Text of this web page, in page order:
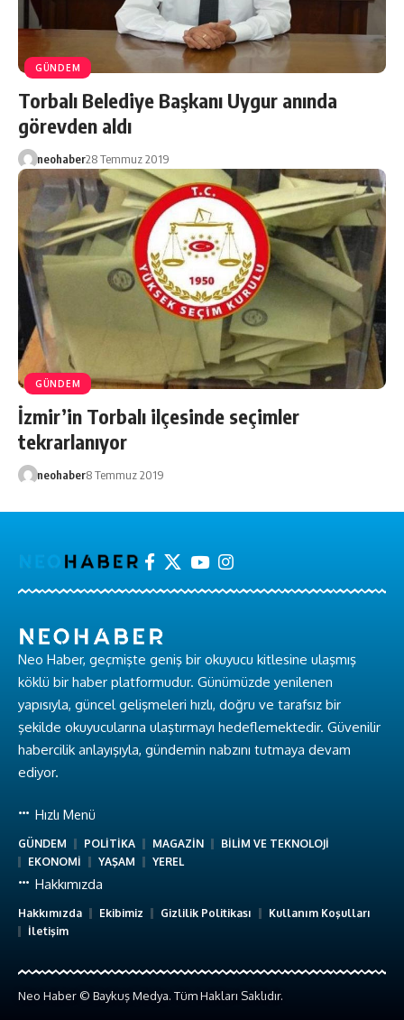
GÜNDEM
Torbalı Belediye Başkanı Uygur anında
görevden aldı
neohaber28 Temmuz 2019
GÜNDEM
İzmir’in Torbalı ilçesinde seçimler
tekrarlanıyor
neohaber8 Temmuz 2019
Neo Haber, geçmişte geniş bir okuyucu kitlesine ulaşmış
köklü bir haber platformudur. Günümüzde yenilenen
yapısıyla, güncel gelişmeleri hızlı, doğru ve tarafsız bir
şekilde okuyucularına ulaştırmayı hedeflemektedir. Güvenilir
habercilik anlayışıyla, gündemin nabzını tutmaya devam
ediyor.
Hızlı Menü
GÜNDEM POLİTİKA MAGAZİN
BİLİM VE TEKNOLOJİ
EKONOMİ
YAŞAM YEREL
Hakkımızda
Hakkımızda Ekibimiz Gizlilik Politikası
Kullanım Koşulları
İletişim
Neo Haber © Baykuş Medya. Tüm Hakları Saklıdır.